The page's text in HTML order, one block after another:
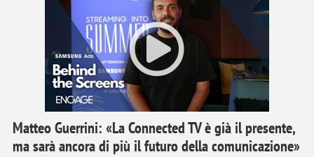
Matteo Guerrini: «La Connected TV è già il presente,
ma sarà ancora di più il futuro della comunicazione»